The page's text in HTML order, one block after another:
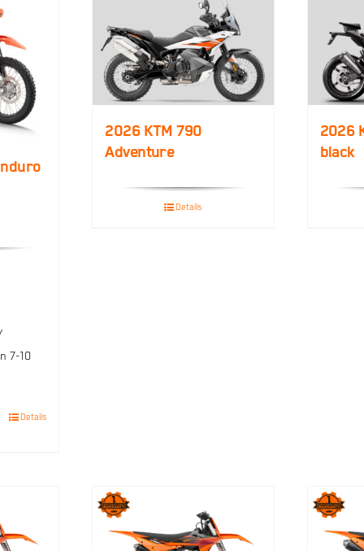
7-10
Details
2026 KTM 790
Adventure
Details
2026
black